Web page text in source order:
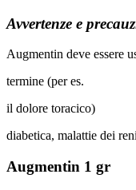
Avvertenze e
Augmentin deve essere
termine (per es.
il dolore toracico)
diabetica, malattie dei
Augmentin 1 gr